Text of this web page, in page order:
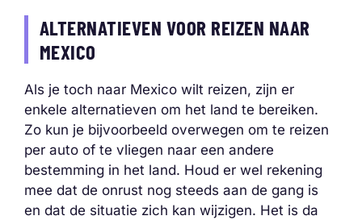
ALTERNATIEVEN VOOR REIZEN NAAR
MEXICO
Als je toch naar Mexico wilt reizen, zijn er
enkele alternatieven om het land te bereiken.
Zo kun je bijvoorbeeld overwegen om te reizen
per auto of te vliegen naar een andere
bestemming in het land. Houd er wel rekening
mee dat de onrust nog steeds aan de gang is
en dat de situatie zich kan wijzigen. Het is da